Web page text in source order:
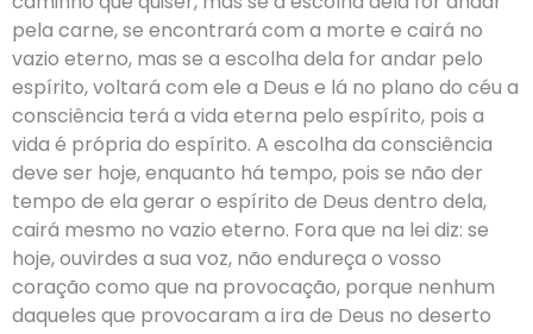
pela carne, se encontrará com a morte e cairá no
vazio eterno, mas se a escolha dela for andar pelo
espírito, voltará com ele a Deus e lá no plano do céu a
consciência terá a vida eterna pelo espírito, pois a
vida é própria do espírito. A escolha da consciência
deve ser hoje, enquanto há tempo, pois se não der
tempo de ela gerar o espírito de Deus dentro dela,
cairá mesmo no vazio eterno. Fora que na lei diz: se
hoje, ouvirdes a sua voz, não endureça o vosso
coração como que na provocação, porque nenhum
daqueles que provocaram a ira de Deus no deserto